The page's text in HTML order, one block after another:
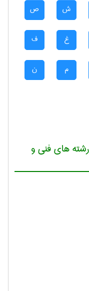
ش ص
غ ف
م ن
های فنی و